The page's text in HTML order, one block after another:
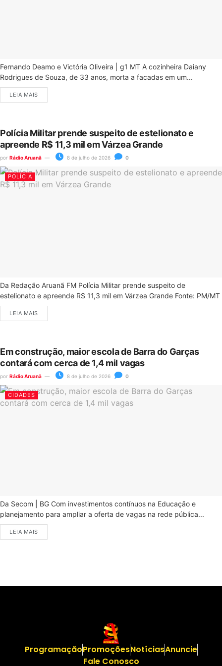
Fernando Deamo e Victória Oliveira | g1 MT A cozinheira Daiany
Rodrigues de Souza, de 33 anos, morta a facadas em um...
LEIA MAIS
Polícia Militar prende suspeito de estelionato e
apreende R$ 11,3 mil em Várzea Grande
por Rádio Aruanã 8 de julho de 2026 0
POLÍCIA
Da Redação Aruanã FM Polícia Militar prende suspeito de
estelionato e apreende R$ 11,3 mil em Várzea Grande Fonte: PM/MT
LEIA MAIS
Em construção, maior escola de Barra do Garças
contará com cerca de 1,4 mil vagas
por Rádio Aruanã 8 de julho de 2026 0
CIDADES
Da Secom | BG Com investimentos contínuos na Educação e
planejamento para ampliar a oferta de vagas na rede pública...
LEIA MAIS
ProgramaçãoPromoçõesNotíciasAnuncie
Fale Conosco